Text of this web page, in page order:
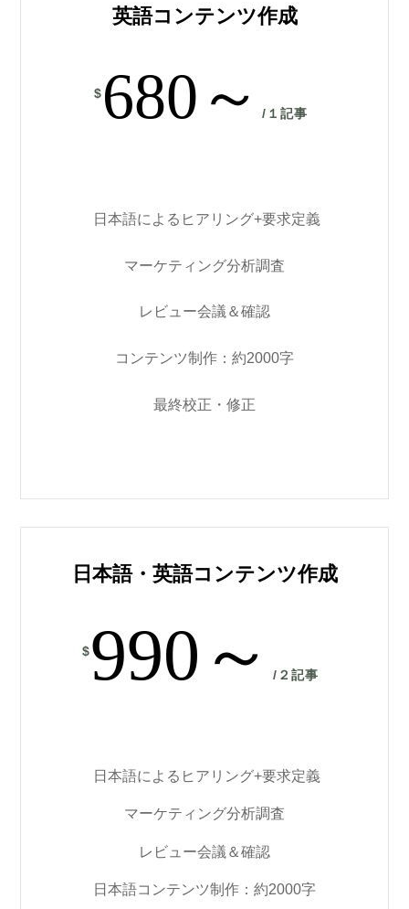
英語コンテンツ作成
$ 680～ / １記事
日本語によるヒアリング+要求定義
マーケティング分析調査
レビュー会議＆確認
コンテンツ制作：約2000字
最終校正・修正
日本語・英語コンテンツ作成
$990～ / ２記事
日本語によるヒアリング+要求定義
マーケティング分析調査
レビュー会議＆確認
日本語コンテンツ制作：約2000字